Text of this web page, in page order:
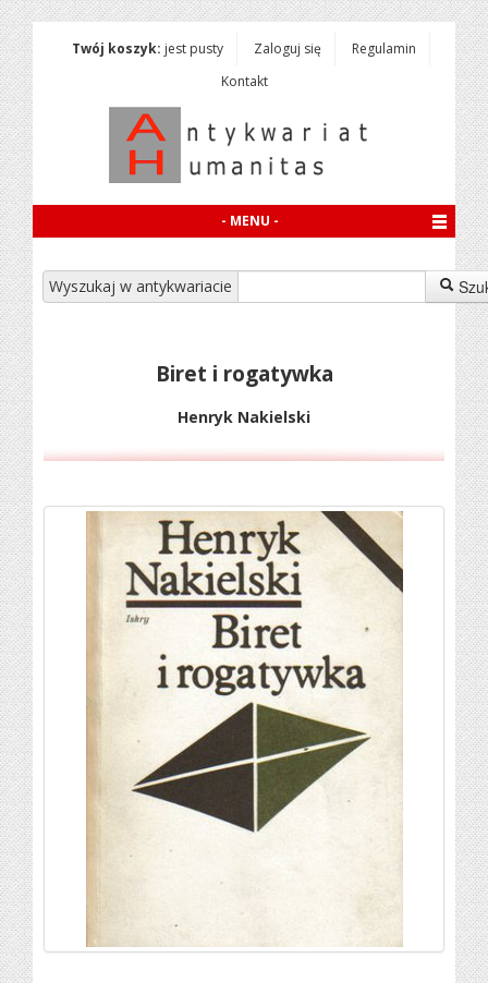
Twój koszyk: jest pusty Zaloguj się
Regulamin
Kontakt
- MENU -
Wyszukaj w antykwariacie
Biret i rogatywka
Henryk Nakielski